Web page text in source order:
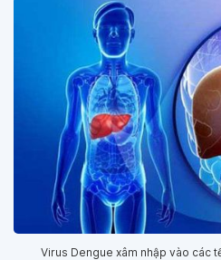
Virus Dengue xâm nhập vào các